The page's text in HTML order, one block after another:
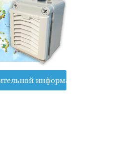
информации